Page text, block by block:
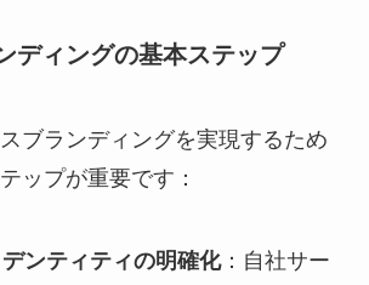
ディングの基本ステップ
ブランディングを実現するため
ップが重要です：
ンティティの明確化：自社サー